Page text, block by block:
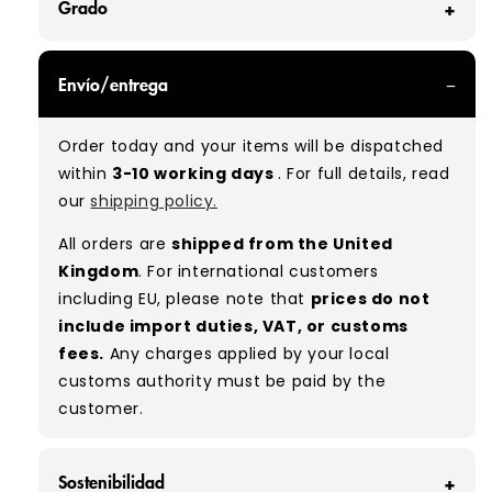
Grado
can expect items that are in great condition
with minimal signs of wear. While they are
used, they remain free of significant defects
and are in excellent shape overall.
Please note:As these are vintage/used
garments, a small percentage (5–10%) may
have minor flaws such as small tears, holes, or
stains. While we carefully inspect all items, a
degree of human error is possible. Condition
can vary slightly between pieces, and some
Envío/entrega
Order today and your items will be dispatched
within 3-10 working days. For full details, read
ourshipping policy.
All orders are shipped from the United
Kingdom. For international customers
including EU, please note that prices do not
include import duties, VAT, or customs
fees. Any charges applied by your local
customs authority must be paid by the
customer.
Sostenibilidad